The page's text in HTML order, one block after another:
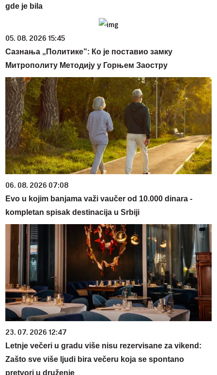
gde je bila
05. 08. 2026 15:45
Сазнања „Политике”: Ко је поставио замку
Митрополиту Методију у Горњем Заостру
06. 08. 2026 07:08
Evo u kojim banjama važi vaučer od 10.000 dinara -
kompletan spisak destinacija u Srbiji
23. 07. 2026 12:47
Letnje večeri u gradu više nisu rezervisane za vikend:
Zašto sve više ljudi bira večeru koja se spontano
pretvori u druženje